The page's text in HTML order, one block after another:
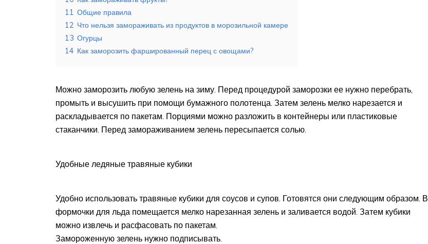
11 Общие правила
12 Что нельзя замораживать из продуктов в морозильной камере
13 Огурцы
14 Как заморозить фаршированный перец с овощами?
Можно заморозить любую зелень на зиму. Перед процедурой заморозки ее нужно перебрать,
промыть и высушить при помощи бумажного полотенца. Затем зелень мелко нарезается и
раскладывается по пакетам. Порциями можно разложить в контейнеры или пластиковые
стаканчики. Перед замораживанием зелень пересыпается солью.
Удобные ледяные травяные кубики
Удобно использовать травяные кубики для соусов и супов. Готовятся они следующим образом. В
формочки для льда помещается мелко нарезанная зелень и заливается водой. Затем кубики
можно извлечь и расфасовать по пакетам.
Замороженную зелень нужно подписывать.